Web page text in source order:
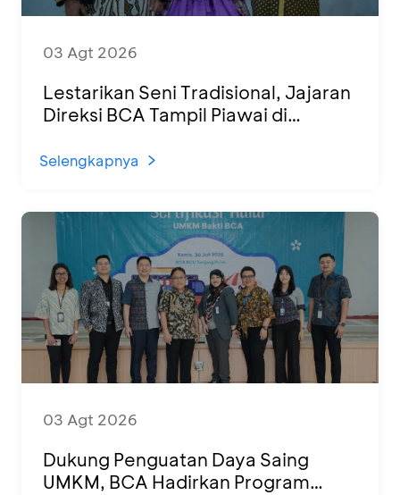
03 Agt 2026
Lestarikan Seni Tradisional, Jajaran
Direksi BCA Tampil Piawai di
Selengkapnya
03 Agt 2026
Dukung Penguatan Daya Saing
UMKM, BCA Hadirkan Program